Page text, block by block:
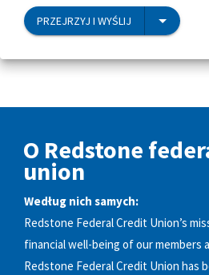
PRZEJRZYJ I WYŚLIJ
O Redstone
union
Według nich samych:
Redstone Federal Credit Union’s
financial well-being of our members
Redstone Federal Credit Union has